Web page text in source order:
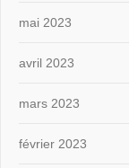
mai 2023
avril 2023
mars 2023
février 2023